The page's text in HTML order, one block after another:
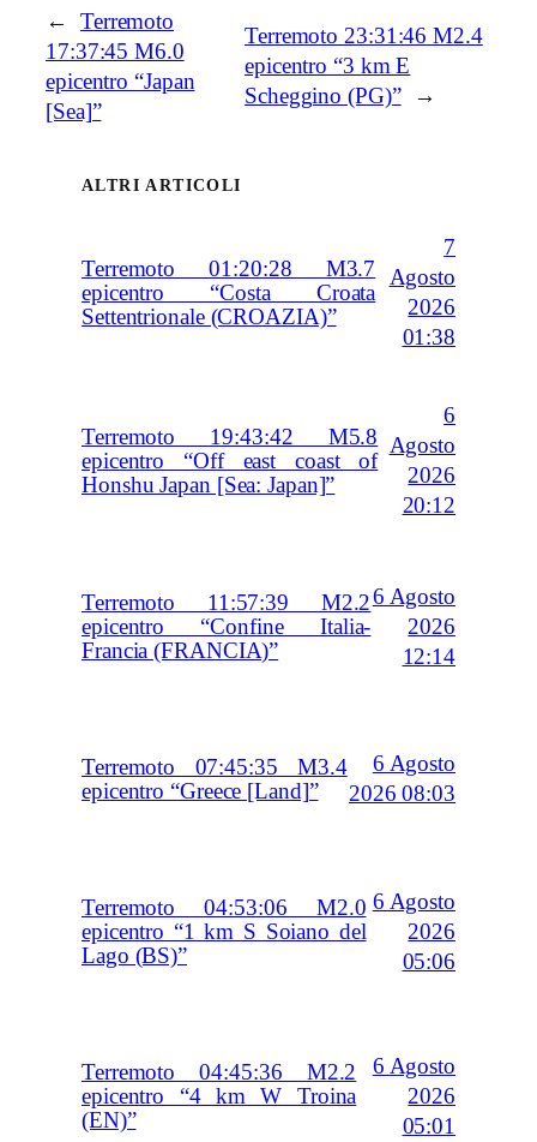
←
Terremoto
17:37:45 M6.0
epicentro “Japan
[Sea]”
Terremoto 23:31:46 M2.4
epicentro “3 km E
Scheggino (PG)”
→
ALTRI ARTICOLI
Terremoto 01:20:28 M3.7
epicentro “Costa Croata
Settentrionale (CROAZIA)”
7
Agosto
2026
01:38
Terremoto 19:43:42 M5.8
epicentro “Off east coast of
Honshu Japan [Sea: Japan]”
6
Agosto
2026
20:12
Terremoto 11:57:39 M2.2
epicentro “Confine Italia-
Francia (FRANCIA)”
6 Agosto
2026
12:14
Terremoto 07:45:35 M3.4
epicentro “Greece [Land]”
6 Agosto
2026 08:03
Terremoto 04:53:06 M2.0
epicentro “1 km S Soiano del
Lago (BS)”
6 Agosto
2026
05:06
Terremoto 04:45:36 M2.2
epicentro “4 km W Troina
(EN)”
6 Agosto
2026
05:01